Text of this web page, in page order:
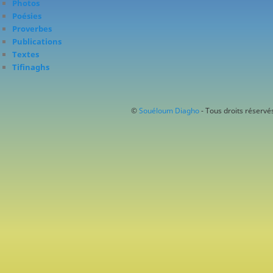
Photos
Poésies
Proverbes
Publications
Textes
Tifinaghs
© Souéloum Diagho- Tous droits